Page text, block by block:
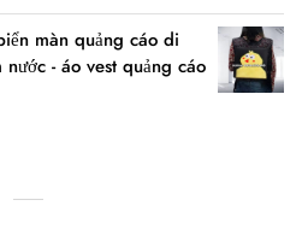
₫.
màn quảng cáo di
- áo vest quảng cáo
1.590.000 ₫.